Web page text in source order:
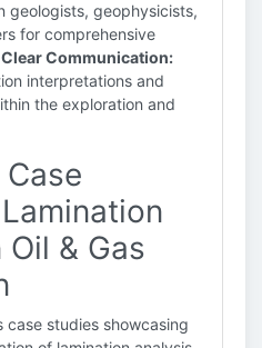
geologists, geophysicists,
for comprehensive
Clear Communication:
interpretations and
the exploration and
& Gas
studies showcasing